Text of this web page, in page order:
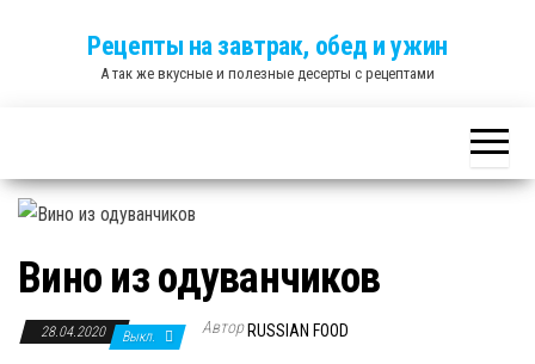
Рецепты на завтрак, обед и ужин
А так же вкусные и полезные десерты с рецептами
Вино из одуванчиков
28.04.2020 Выкл. Автор RUSSIAN FOOD